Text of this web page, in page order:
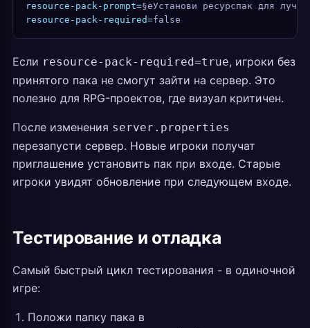
resource-pack-prompt=§eУстанови ресурспак для
resource-pack-required=false
Если resource-pack-required=true, игроки без
принятого пака не смогут зайти на сервер. Это
полезно для RPG-проектов, где визуал критичен.
После изменения server.properties
перезапусти сервер. Новые игроки получат
приглашение установить пак при входе. Старые
игроки увидят обновление при следующем входе.
Тестирование и отладка
Самый быстрый цикл тестирования - в одиночной
игре:
Положи папку пака в